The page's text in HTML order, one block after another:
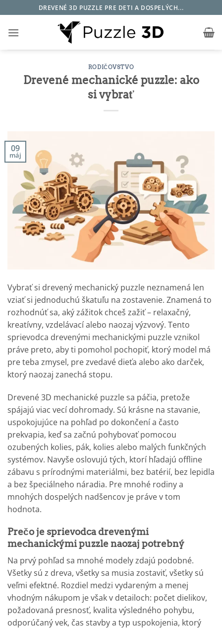
to
content
DREVENÉ 3D PUZZLE PRE DETI A DOSPELÝCH...
RODIČOVSTVO
Drevené mechanické puzzle: ako
si vybrať
09
máj
Vybrať si drevený mechanický puzzle neznamená len
vziať si jednoduchú škatuľu na zostavenie. Znamená to
rozhodnúť sa, aký zážitok chceš zažiť – relaxačný,
kreatívny, vzdelávací alebo naozaj výzvový. Tento
sprievodca drevenými mechanickými puzzle vznikol
práve preto, aby ti pomohol pochopiť, ktorý model má
pre teba zmysel, pre zvedavé dieťa alebo ako darček,
ktorý naozaj zanechá stopu.
Drevené 3D mechanické puzzle sa páčia, pretože
spájajú viac vecí dohromady. Sú krásne na stavanie,
uspokojujúce na pohľad po dokončení a často
prekvapia, keď sa začnú pohybovať pomocou
ozubených kolies, pák, kolies alebo malých funkčných
systémov. Navyše oslovujú tých, ktorí hľadajú offline
zábavu s prírodnými materiálmi, bez batérií, bez lepidla
a bez špeciálneho náradia. Pre mnohé rodiny a
mnohých dospelých nadšencov je práve v tom
hodnota.
Prečo je sprievodca drevenými
mechanickými puzzle naozaj potrebný
Na prvý pohľad sa mnohé modely zdajú podobné.
Všetky sú z dreva, všetky sa musia zostaviť, všetky sú
veľmi efektné. Rozdiel medzi vydareným a menej
vhodným nákupom je však v detailoch: počet dielikov,
požadovaná presnosť, kvalita výsledného pohybu,
odporúčaný vek, čas stavby a typ uspokojenia, ktorý